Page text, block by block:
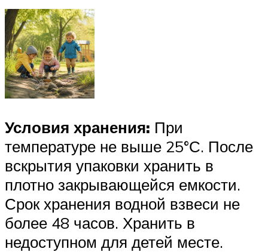
Условия хранения: При
температуре не выше 25°С. После
вскрытия упаковки хранить в
плотно закрывающейся емкости.
Срок хранения водной взвеси не
более 48 часов. Хранить в
недоступном для детей месте.